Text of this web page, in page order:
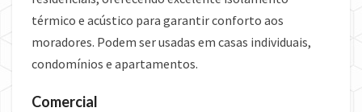
térmico e acústico para garantir conforto aos
moradores. Podem ser usadas em casas individuais,
condomínios e apartamentos.
Comercial